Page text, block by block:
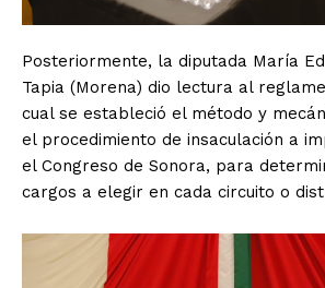
Posteriormente, la diputada María
Tapia (Morena) dio lectura al
cual se estableció el método y
el procedimiento de insaculación a
el Congreso de Sonora, para
cargos a elegir en cada circuito o